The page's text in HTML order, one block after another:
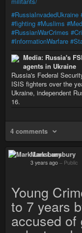
#RussiaInvadedUkraine
#fighting #Muslims
#RussianWarCrimes
#InformationWarfare
Media: Russia's
agents in Ukraine
Russia's Federal
ISIS fighters over the
Ukraine, independent
16.
4 comments
Mark Lansbury
3 years ago – Public
Young
to 7 years
accused of